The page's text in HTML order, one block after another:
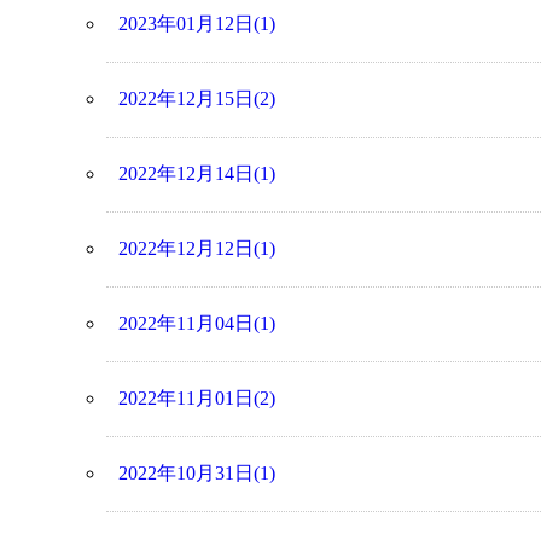
2023年01月12日(1)
2022年12月15日(2)
2022年12月14日(1)
2022年12月12日(1)
2022年11月04日(1)
2022年11月01日(2)
2022年10月31日(1)